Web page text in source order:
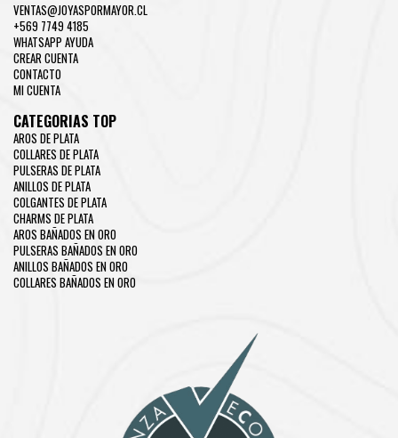
VENTAS@JOYASPORMAYOR.CL
+569 7749 4185
WHATSAPP AYUDA
CREAR CUENTA
CONTACTO
MI CUENTA
CATEGORIAS TOP
AROS DE PLATA
COLLARES DE PLATA
PULSERAS DE PLATA
ANILLOS DE PLATA
COLGANTES DE PLATA
CHARMS DE PLATA
AROS BAÑADOS EN ORO
PULSERAS BAÑADOS EN ORO
ANILLOS BAÑADOS EN ORO
COLLARES BAÑADOS EN ORO